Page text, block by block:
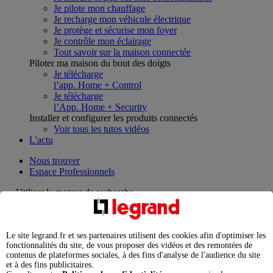
Je pilote mon chauffage
Je recharge mon véhicule électrique
Je protège et sécurise mon foyer
Je contrôle mon éclairage
Tout savoir sur la maison connectée
Piloter ma maison du bout des doigts
Je télécharge
l’app. Home + Control
Je télécharge
l’App. Home + Security
Installer et configurer les produits connectés
Voir tous les tutos vidéos
L'actu
Nous trouver
Espace Professionnels
Utiliser le moteur de recherche
chargement en cours...
Nous n'avons pas pu charger les résultats de votre recherche
Produits professionnels
Le site legrand.fr et ses partenaires utilisent des cookies afin d'optimiser les
fonctionnalités du site, de vous proposer des vidéos et des remontées de
contenus de plateformes sociales, à des fins d'analyse de l'audience du site
et à des fins publicitaires.